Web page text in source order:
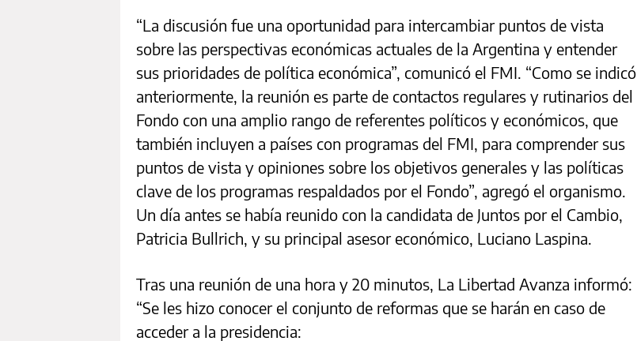
“La discusión fue una oportunidad para intercambiar puntos de vista
sobre las perspectivas económicas actuales de la Argentina y entender
sus prioridades de política económica”, comunicó el FMI. “Como se indicó
anteriormente, la reunión es parte de contactos regulares y rutinarios del
Fondo con una amplio rango de referentes políticos y económicos, que
también incluyen a países con programas del FMI, para comprender sus
puntos de vista y opiniones sobre los objetivos generales y las políticas
clave de los programas respaldados por el Fondo”, agregó el organismo.
Un día antes se había reunido con la candidata de Juntos por el Cambio,
Patricia Bullrich, y su principal asesor económico, Luciano Laspina.
Tras una reunión de una hora y 20 minutos, La Libertad Avanza informó:
“Se les hizo conocer el conjunto de reformas que se harán en caso de
acceder a la presidencia: